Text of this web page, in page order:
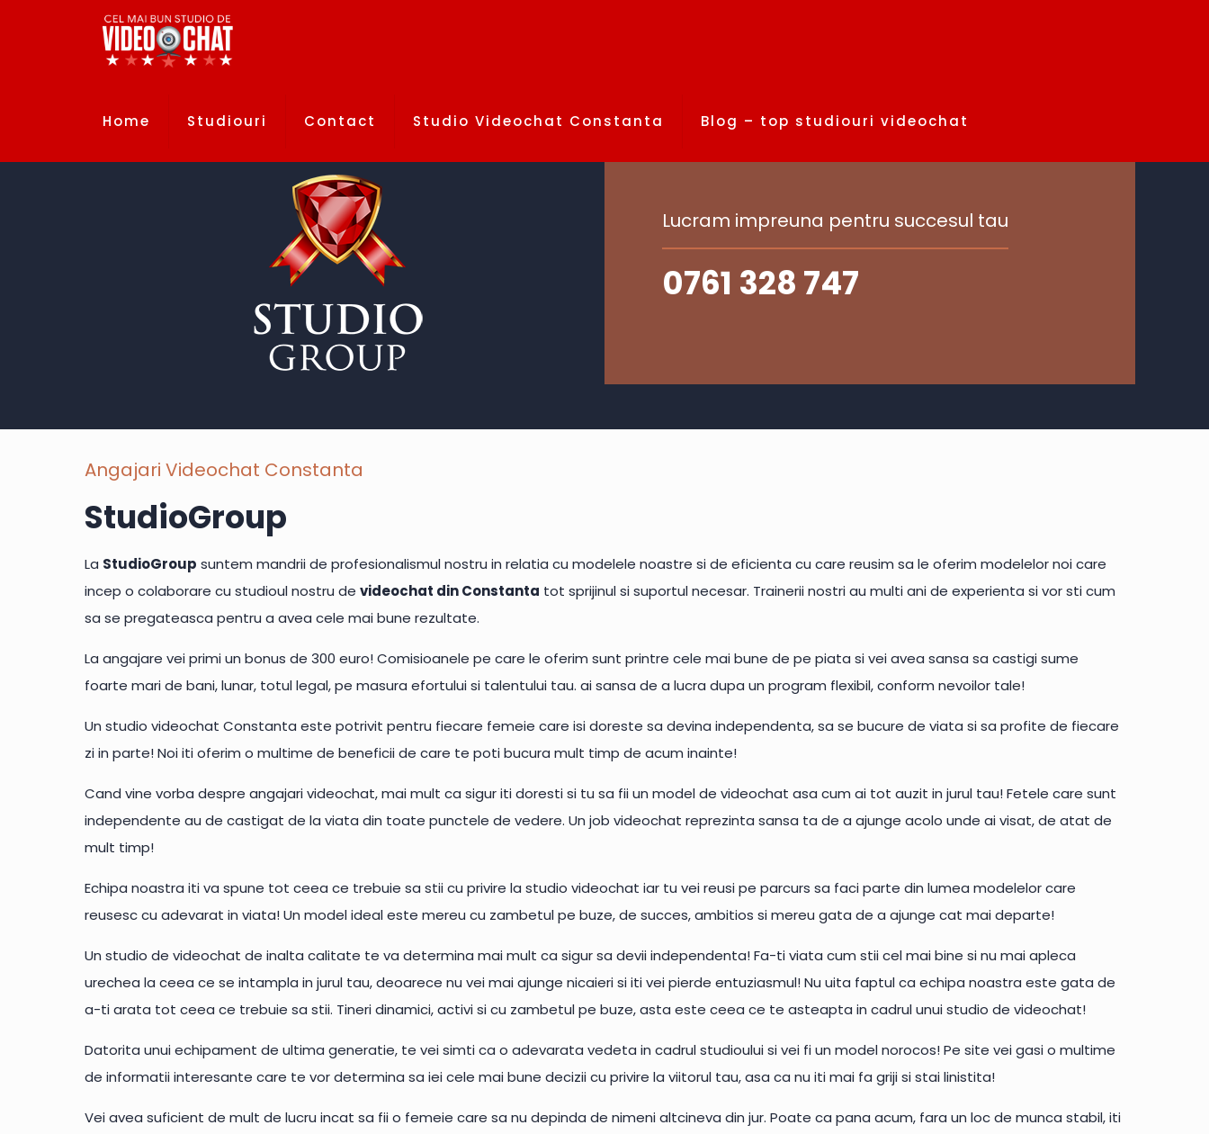
Home Studiouri Contact Studio Videochat Constanta Blog – top studiouri videochat
Lucram impreuna pentru succesul tau
0761 328 747
Angajari Videochat Constanta
StudioGroup
La StudioGroup suntem mandrii de profesionalismul nostru in relatia cu modelele noastre si de eficienta cu care reusim sa le oferim modelelor noi care
incep o colaborare cu studioul nostru de videochat din Constanta tot sprijinul si suportul necesar. Trainerii nostri au multi ani de experienta si vor sti cum
sa se pregateasca pentru a avea cele mai bune rezultate.
La angajare vei primi un bonus de 300 euro! Comisioanele pe care le oferim sunt printre cele mai bune de pe piata si vei avea sansa sa castigi sume
foarte mari de bani, lunar, totul legal, pe masura efortului si talentului tau. ai sansa de a lucra dupa un program flexibil, conform nevoilor tale!
Un studio videochat Constanta este potrivit pentru fiecare femeie care isi doreste sa devina independenta, sa se bucure de viata si sa profite de fiecare
zi in parte! Noi iti oferim o multime de beneficii de care te poti bucura mult timp de acum inainte!
Cand vine vorba despre angajari videochat, mai mult ca sigur iti doresti si tu sa fii un model de videochat asa cum ai tot auzit in jurul tau! Fetele care sunt
independente au de castigat de la viata din toate punctele de vedere. Un job videochat reprezinta sansa ta de a ajunge acolo unde ai visat, de atat de
mult timp!
Echipa noastra iti va spune tot ceea ce trebuie sa stii cu privire la studio videochat iar tu vei reusi pe parcurs sa faci parte din lumea modelelor care
reusesc cu adevarat in viata! Un model ideal este mereu cu zambetul pe buze, de succes, ambitios si mereu gata de a ajunge cat mai departe!
Un studio de videochat de inalta calitate te va determina mai mult ca sigur sa devii independenta! Fa-ti viata cum stii cel mai bine si nu mai apleca
urechea la ceea ce se intampla in jurul tau, deoarece nu vei mai ajunge nicaieri si iti vei pierde entuziasmul! Nu uita faptul ca echipa noastra este gata de
a-ti arata tot ceea ce trebuie sa stii. Tineri dinamici, activi si cu zambetul pe buze, asta este ceea ce te asteapta in cadrul unui studio de videochat!
Datorita unui echipament de ultima generatie, te vei simti ca o adevarata vedeta in cadrul studioului si vei fi un model norocos! Pe site vei gasi o multime
de informatii interesante care te vor determina sa iei cele mai bune decizii cu privire la viitorul tau, asa ca nu iti mai fa griji si stai linistita!
Vei avea suficient de mult de lucru incat sa fii o femeie care sa nu depinda de nimeni altcineva din jur. Poate ca pana acum, fara un loc de munca stabil, iti